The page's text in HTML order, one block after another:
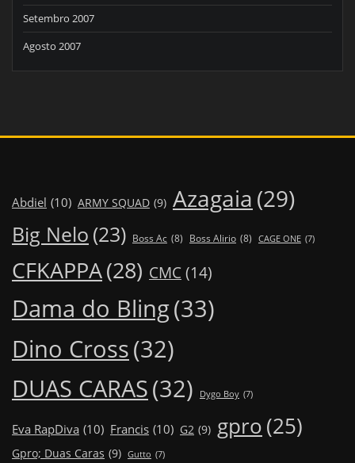
Setembro 2007
Agosto 2007
Abdiel (10) ARMY SQUAD (9) Azagaia (29)
Big Nelo (23) Boss Ac (8) Boss Alirio (8) CAGE ONE (7)
CFKAPPA(28) CMC (14)
Dama do Bling(33)
Dino Cross(32)
DUAS CARAS(32) Dygo Boy (7)
Eva RapDiva (10) Francis (10) G2 (9) gpro(25)
Gpro; Duas Caras (9) Gutto (7)